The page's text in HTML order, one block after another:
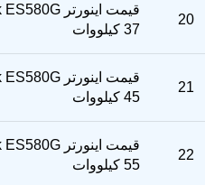
20
37 کیلووات
21
45 کیلووات
22
55 کیلووات